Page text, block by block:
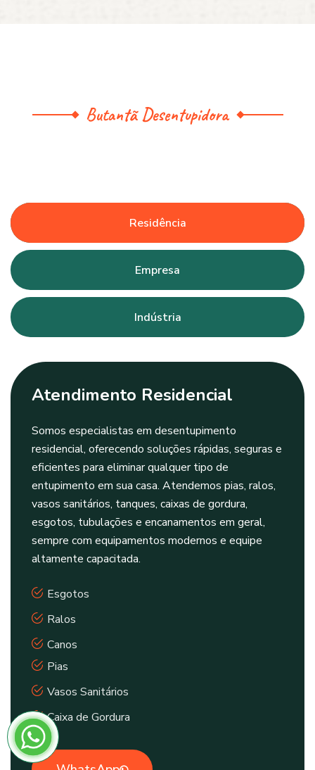
Butantã Desentupidora
Residência
Empresa
Indústria
Atendimento Residencial
Somos especialistas em desentupimento
residencial, oferecendo soluções rápidas, seguras e
eficientes para eliminar qualquer tipo de
entupimento em sua casa. Atendemos pias, ralos,
vasos sanitários, tanques, caixas de gordura,
esgotos, tubulações e encanamentos em geral,
sempre com equipamentos modernos e equipe
altamente capacitada.
Esgotos
Ralos
Canos
Pias
Vasos Sanitários
Caixa de Gordura